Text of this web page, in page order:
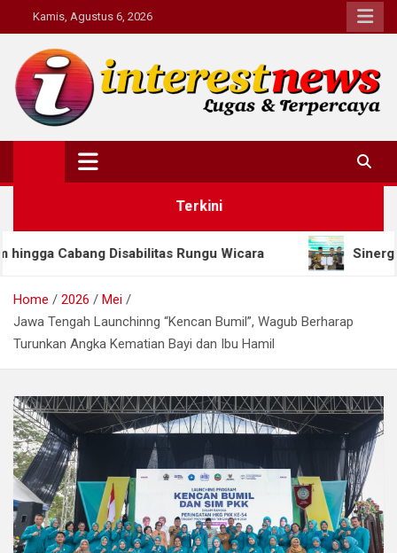
to
content
Kamis, Agustus 6, 2026
Interestnews.or.id
Terkini
Rungu Wicara Sinergi Dua Provinsi:
Home 2026
Mei
Jawa Tengah Launchinng “Kencan Bumil”, Wagub Berharap
Turunkan Angka Kematian Bayi dan Ibu Hamil